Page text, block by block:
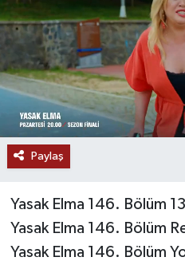
Paylaş
Yasak Elma 146. Bölüm
Yasak Elma 146. Bölüm
Yasak Elma 146. Bölüm
KEŞFET
POPÜLER
DÜNYA
TREND
OTOMOTİV